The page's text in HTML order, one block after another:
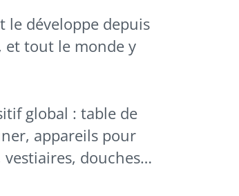
le développe depuis
et tout le monde y
global : table de
appareils pour
douches…